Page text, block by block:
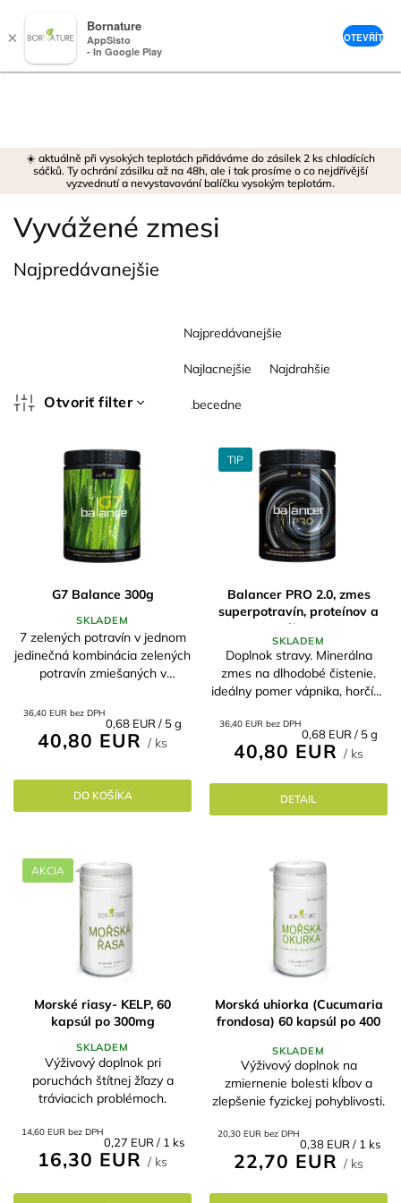
☀️ aktuálně při vysokých teplotách přidáváme do zásilek 2 ks chladících
sáčků. Ty ochrání zásilku až na 48h, ale i tak prosíme o co nejdřívější
vyzvednutí a nevystavování balíčku vysokým teplotám.
Vyvážené zmesi
Najpredávanejšie
R
a
d
Najpredávanejšie
Najlacnejšie Najdrahšie
Abecedne
Otvoriť filter
k
t
G7 Balance 300g
SKLADEM
36,40 EUR bez DPH
40,80 EUR / ks
Jednotková
cena:
0,68 EUR / 5 g
DO KOŠÍKA
7 zelených potravín v jednom
jedinečná kombinácia zelených
potravín zmiešaných v
vyvážené čistenie, detoxikáciu
a podporu (chlorella) dodáva v
organickej,...
TIP
Balancer PRO 2.0, zmes
superpotravín, proteínov a
minerálov 300 g
SKLADEM
36,40 EUR bez DPH
40,80 EUR / ks
Jednotková
cena:
0,68 EUR / 5 g
DETAIL
Doplnok stravy. Minerálna
zmes na dlhodobé čistenie.
ideálny pomer vápnika, horčíka
mikro-, makroelementy a
aminokyseliny vhodná na
mechanickú...
AKCIA
Morské riasy- KELP, 60
kapsúl po 300mg
SKLADEM
14,60 EUR bez DPH
16,30 EUR / ks
Jednotková
cena:
0,27 EUR / 1 ks
Výživový doplnok pri
poruchách štítnej žľazy a
tráviacich problémoch.
Morská uhiorka (Cucumaria
frondosa) 60 kapsúl po 400
SKLADEM
20,30 EUR bez DPH
22,70 EUR / ks
Jednotková
cena:
0,38 EUR / 1 ks
Výživový doplnok na
zmiernenie bolesti kĺbov a
zlepšenie fyzickej pohyblivosti.
×
Bornature
AppSisto
- In Google Play
OTEVŘÍT